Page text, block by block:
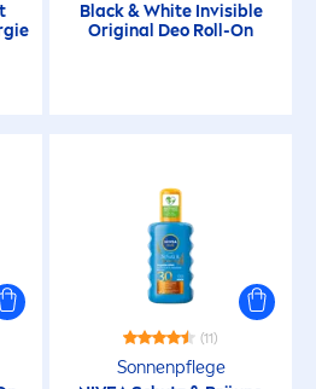
Black&WhiteInvisible
Original Deo Roll-On
(11)
Sonnenpflege